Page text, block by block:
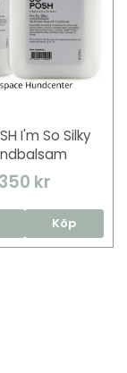
I'm So Silky
350 kr
Köp